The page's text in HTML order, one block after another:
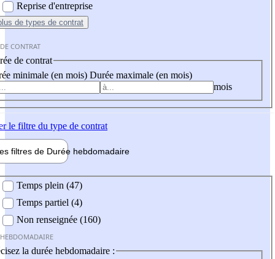
Reprise d'entreprise
de types de contrat
CONTRAT
de contrat
minimale (en mois) Durée maximale (en mois)
mois
le filtre du type de contrat
filtres de Durée hebdomadaire
Temps plein (47)
Temps partiel (4)
Non renseignée (160)
la durée hebdomadaire :